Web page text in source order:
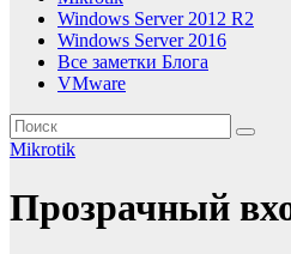
Windows Server 2012 R2
Windows Server 2016
Все заметки Блога
VMware
Mikrotik
Прозрачный